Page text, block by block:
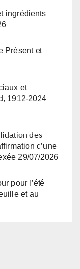
ingrédients
Présent et
et
1912-2024
des
d’une
29/07/2026
pour l’été
et au